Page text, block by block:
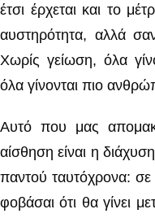
έτσι έρχεται και το
αυστηρότητα, αλλά
Χωρίς γείωση, όλα
όλα γίνονται πιο
Αυτό που μας
αίσθηση είναι η
παντού ταυτόχρονα: σε
φοβάσαι ότι θα γίνει